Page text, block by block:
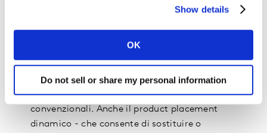
Show details
OK
Do not sell or share my personal information
Il "posizionamento dinamico dei prodotti" sta per
programmi delle reti televisive statunitensi
prevede una qualche forma di product placement,
rivolgendosi a quegli spettatori difficilmente
raggiungibili attraverso forme pubblicitarie
convenzionali. Anche il product placement
dinamico - che consente di sostituire o